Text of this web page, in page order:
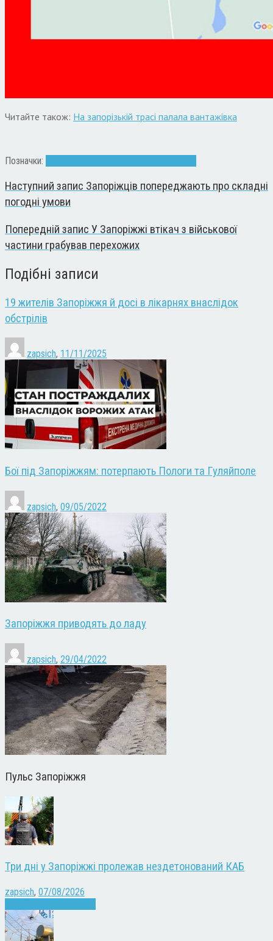
Читайте також: На запорізькій трасі палала вантажівка
Позначки:
Наступний запис Запоріжців попереджають про складні
погодні умови
Попередній запис У Запоріжжі втікач з військової
частини грабував перехожих
Подібні записи
19 жителів Запоріжжя й досі в лікарнях внаслідок
обстрілів
zapsich, 11/11/2025
Бої під Запоріжжям: потерпають Пологи та Гуляйполе
zapsich, 09/05/2022
Запоріжжя приводять до ладу
zapsich, 29/04/2022
Пульс Запоріжжя
Три дні у Запоріжжі пролежав нездетонований КАБ
zapsich, 07/08/2026